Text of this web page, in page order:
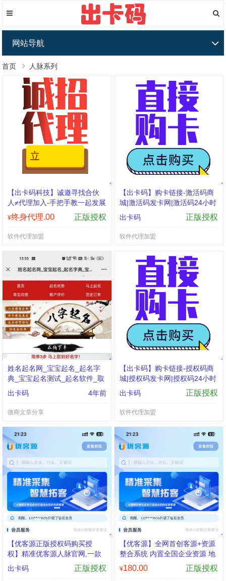
网站导航
首页 人脉系列
【出卡码科技】诚邀寻找合伙
人≠代理加入-手把手教一起发展
¥终身代理.00 正版授权
软件代理加盟
【出卡码】购卡链接-激活码商
城|激活码发卡网|激活码24小时
自助发卡|点击进入
出卡码 正版授权
软件代理加盟
姓名起名网_宝宝起名_起名字
典_宝宝起名测试_起名软件_取
名网_起名网
出卡码 4年前
微商文章分享
【出卡码】购卡链接-授权码商
城|授权码发卡网|授权码24小时
自助发卡|点击进入
出卡码 正版授权
软件代理加盟
【优客源正版授权码购买授
权】精准优客源人脉官网,一款
精准人脉获客多功能采集软件
出卡码 正版授权
【优客源】全网首创客源+资源
整合系统 内置全国企业资源 地
图商家
¥180.00 正版授权